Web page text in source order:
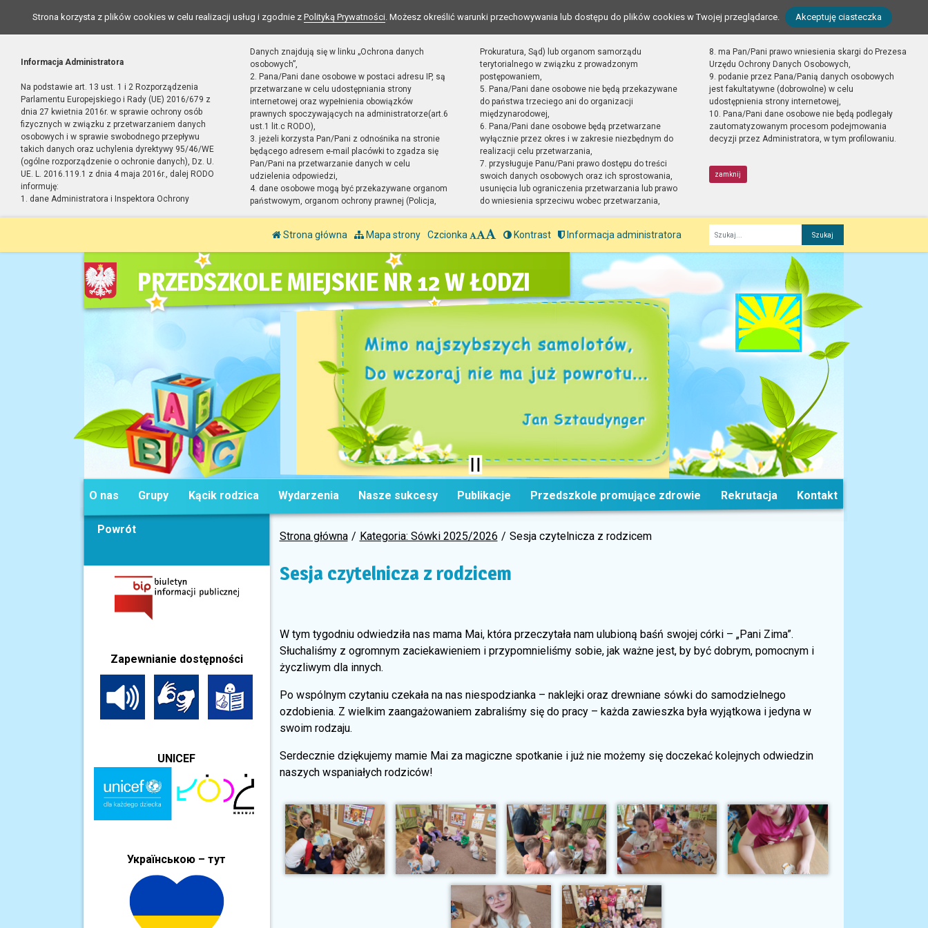
Strona korzysta z plików cookies w celu realizacji usług i zgodnie z Polityką Prywatności. Możesz określić warunki przechowywania lub dostępu do plików cookies w Twojej przeglądarce. Akceptuję ciasteczka
Informacja Administratora
Na podstawie art. 13 ust. 1 i 2 Rozporządzenia
Parlamentu Europejskiego i Rady (UE) 2016/679 z
dnia 27 kwietnia 2016r. w sprawie ochrony osób
fizycznych w związku z przetwarzaniem danych
osobowych i w sprawie swobodnego przepływu
takich danych oraz uchylenia dyrektywy 95/46/WE
(ogólne rozporządzenie o ochronie danych), Dz. U.
UE. L. 2016.119.1 z dnia 4 maja 2016r., dalej RODO
informuję:
1. dane Administratora i Inspektora Ochrony
Danych znajdują się w linku „Ochrona danych
osobowych”,
2. Pana/Pani dane osobowe w postaci adresu IP, są
przetwarzane w celu udostępniania strony
internetowej oraz wypełnienia obowiązków
prawnych spoczywających na administratorze(art.6
ust.1 lit.c RODO),
3. jeżeli korzysta Pan/Pani z odnośnika na stronie
będącego adresem e-mail placówki to zgadza się
Pan/Pani na przetwarzanie danych w celu
udzielenia odpowiedzi,
4. dane osobowe mogą być przekazywane organom
państwowym, organom ochrony prawnej (Policja,
Prokuratura, Sąd) lub organom samorządu
terytorialnego w związku z prowadzonym
postępowaniem,
5. Pana/Pani dane osobowe nie będą przekazywane
do państwa trzeciego ani do organizacji
międzynarodowej,
6. Pana/Pani dane osobowe będą przetwarzane
wyłącznie przez okres i w zakresie niezbędnym do
realizacji celu przetwarzania,
7. przysługuje Panu/Pani prawo dostępu do treści
swoich danych osobowych oraz ich sprostowania,
usunięcia lub ograniczenia przetwarzania lub prawo
do wniesienia sprzeciwu wobec przetwarzania,
8. ma Pan/Pani prawo wniesienia skargi do Prezesa
Urzędu Ochrony Danych Osobowych,
9. podanie przez Pana/Panią danych osobowych
jest fakultatywne (dobrowolne) w celu
udostępnienia strony internetowej,
10. Pana/Pani dane osobowe nie będą podlegały
zautomatyzowanym procesom podejmowania
decyzji przez Administratora, w tym profilowaniu.
zamknij
Strona główna Mapa strony Czcionka Kontrast Informacja administratora
Fraza
PRZEDSZKOLE MIEJSKIE NR 12 W ŁODZI
O nas Grupy Kącik rodzica Wydarzenia Nasze sukcesy Publikacje Przedszkole promujące zdrowie Rekrutacja Kontakt
Strona główna Kategoria: Sówki 2025/2026 Sesja czytelnicza z rodzicem
Sesja czytelnicza z rodzicem
W tym tygodniu odwiedziła nas mama Mai, która przeczytała nam ulubioną baśń swojej córki – „Pani Zima”.
Słuchaliśmy z ogromnym zaciekawieniem i przypomnieliśmy sobie, jak ważne jest, by być dobrym, pomocnym i
życzliwym dla innych.
Po wspólnym czytaniu czekała na nas niespodzianka – naklejki oraz drewniane sówki do samodzielnego
ozdobienia. Z wielkim zaangażowaniem zabraliśmy się do pracy – każda zawieszka była wyjątkowa i jedyna w
swoim rodzaju.
Serdecznie dziękujemy mamie Mai za magiczne spotkanie i już nie możemy się doczekać kolejnych odwiedzin
naszych wspaniałych rodziców!
Powrót
Zapewnianie dostępności
UNICEF
Українською – тут